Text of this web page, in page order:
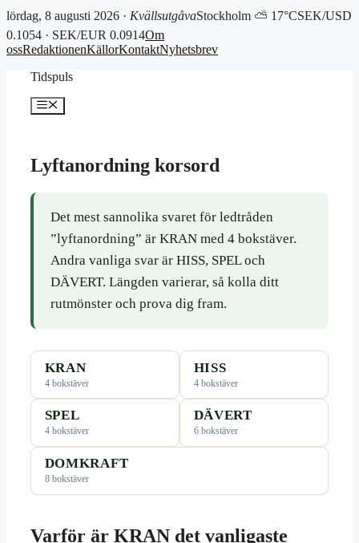
lördag, 8 augusti 2026 · KvällsutgåvaStockholm ⛅ 17°CSEK/USD
0.1054 · SEK/EUR 0.0914Om
ossRedaktionenKällorKontaktNyhetsbrev
Tidspuls
Meny
Lyftanordning korsord
Det mest sannolika svaret för ledtråden
”lyftanordning” är KRAN med 4 bokstäver.
Andra vanliga svar är HISS, SPEL och
DÄVERT. Längden varierar, så kolla ditt
rutmönster och prova dig fram.
KRAN
4 bokstäver
HISS
4 bokstäver
SPEL
4 bokstäver
DÄVERT
6 bokstäver
DOMKRAFT
8 bokstäver
Varför är KRAN det vanligaste